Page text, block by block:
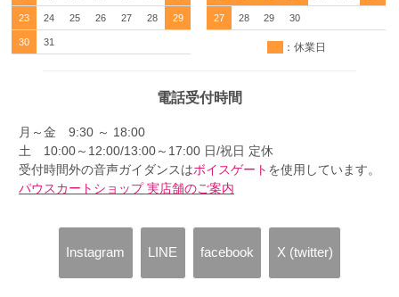
23 24 25 26 27 28 29
30 31
27 28 29 30
：休業日
電話受付時間
月～金 9:30 ～ 18:00
土 10:00～12:00/13:00～17:00 日/祝日 定休
受付時間外の音声ガイダンスはボイスゲート を使用しています。
パウスカートショップ 実店舗のご案内
Instagram LINE facebook X (twitter)